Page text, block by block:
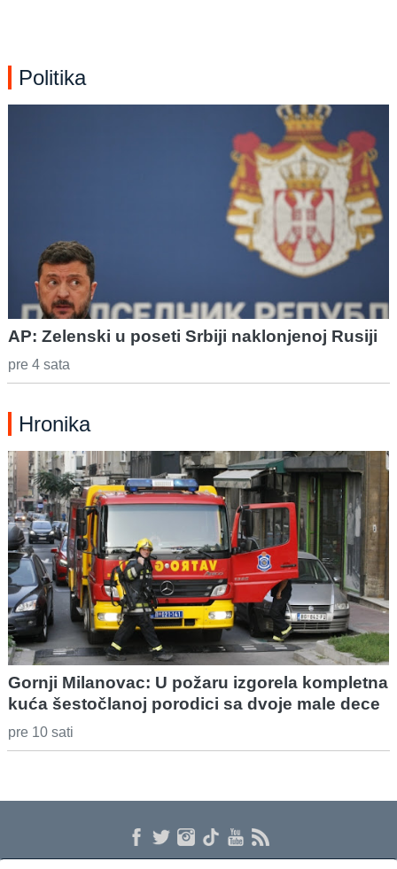
Politika
AP: Zelenski u poseti Srbiji naklonjenoj Rusiji
pre 4 sata
Hronika
Gornji Milanovac: U požaru izgorela kompletna
kuća šestočlanoj porodici sa dvoje male dece
pre 10 sati